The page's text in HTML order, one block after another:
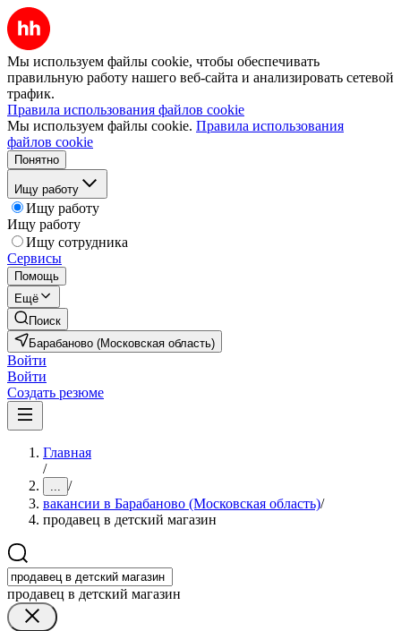
Мы используем файлы cookie, чтобы обеспечивать
правильную работу нашего веб-сайта и анализировать сетевой
трафик.
Правила использования файлов cookie
Мы используем файлы cookie. Правила использования
файлов cookie
Понятно
Ищу работу
Ищу работу
Ищу работу
Ищу сотрудника
Сервисы
Помощь
Ещё
Поиск
Барабаново (Московская область)
Войти
Войти
Создать резюме
Главная
/
... /
вакансии в Барабаново (Московская область)/
продавец в детский магазин
продавец в детский магазин